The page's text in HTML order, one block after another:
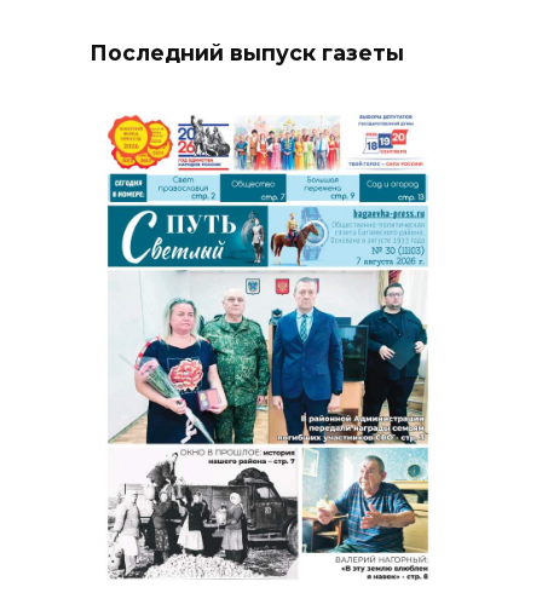
Последний выпуск газеты